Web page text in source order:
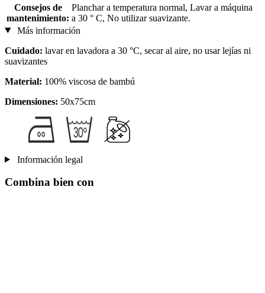
Consejos de
mantenimiento:
Planchar a temperatura normal, Lavar a máquina
a 30 ° C, No utilizar suavizante.
Más información
Cuidado: lavar en lavadora a 30 °C, secar al aire, no usar lejías ni
suavizantes
Material: 100% viscosa de bambú
Dimensiones: 50x75cm
Información legal
Combina bien con